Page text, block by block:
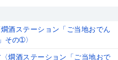
酒ステーション「ご当地おでん
その➀〉
燗酒ステーション「ご当地おで